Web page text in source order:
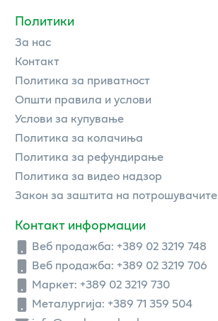
Политики
За нас
Контакт
Политика за приватност
Општи правила и услови
Услови за купување
Политика за колачиња
Политика за рефундирање
Политика за видео надзор
Закон за заштита на потрошувачите
Контакт информации
Веб продажба: +389 02 3219 748
Веб продажба: +389 02 3219 706
Маркет: +389 02 3219 730
Металургија: +389 71 359 504